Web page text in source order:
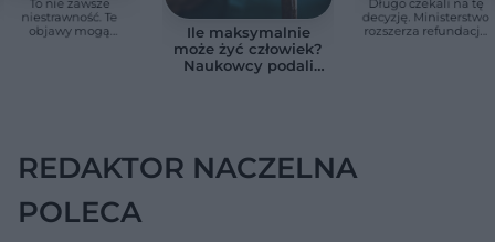
To nie zawsze
niestrawność. Te
objawy mogą
Ile maksymalnie
może żyć człowiek?
Naukowcy podali
Długo czekali na tę
decyzję. Ministerstwo
rozszerza refundację
REDAKTOR NACZELNA
POLECA